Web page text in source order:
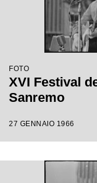
FOTO
XVI Festival
Sanremo
27 GENNAIO 1966